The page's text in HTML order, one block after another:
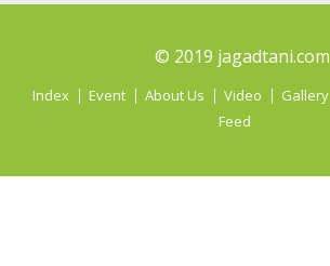
© 2019 jagadtani.com
Index Event About Us Video Gallery
Feed